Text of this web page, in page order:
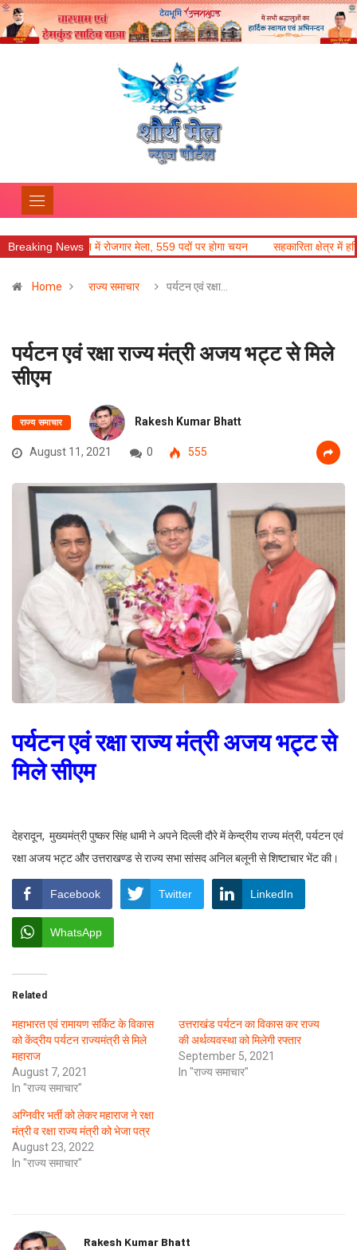
Breaking News
में रोजगार मेला, 559 पदों पर होगा चयन सहकारिता क्षेत्र में हरियाणा के
Home राज्य समाचार पर्यटन एवं रक्षा…
पर्यटन एवं रक्षा राज्य मंत्री अजय भट्ट से मिले
सीएम
राज्य समाचार Rakesh Kumar Bhatt
August 11, 2021 0 555
पर्यटन एवं रक्षा राज्य मंत्री अजय भट्ट से
मिले सीएम
देहरादून, मुख्यमंत्री पुष्कर सिंह धामी ने अपने दिल्ली दौरे में केन्द्रीय राज्य मंत्री, पर्यटन एवं
रक्षा अजय भट्ट और उत्तराखण्ड से राज्य सभा सांसद अनिल बलूनी से शिष्टाचार भेंट की।
Facebook Twitter LinkedIn
WhatsApp
Related
महाभारत एवं रामायण सर्किट के विकास
को केंद्रीय पर्यटन राज्यमंत्री से मिले
महाराज
August 7, 2021
In "राज्य समाचार"
उत्तराखंड पर्यटन का विकास कर राज्य
की अर्थव्यवस्था को मिलेगी रफ्तार
September 5, 2021
In "राज्य समाचार"
अग्निवीर भर्ती को लेकर महाराज ने रक्षा
मंत्री व रक्षा राज्य मंत्री को भेजा पत्र
August 23, 2022
In "राज्य समाचार"
Rakesh Kumar Bhatt